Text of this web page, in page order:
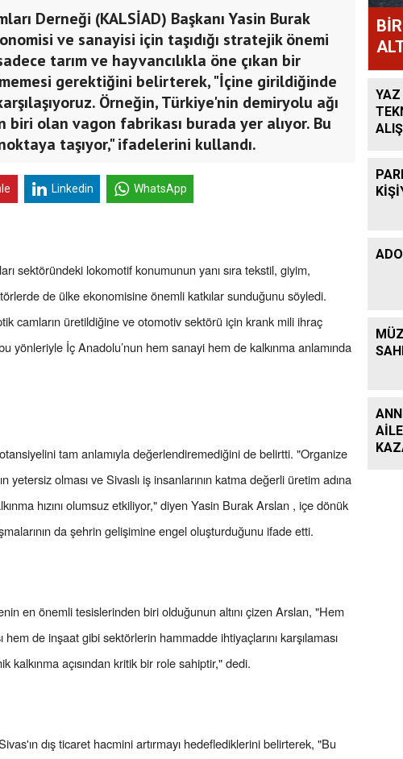
Derneği (KALSİAD) Başkanı Yasin Burak
ve sanayisi için taşıdığı stratejik önemi
tarım ve hayvancılıkla öne çıkan bir
gerektiğini belirterek, "İçine girildiğinde
Örneğin, Türkiye'nin demiryolu ağı
olan vagon fabrikası burada yer alıyor. Bu
taşıyor," ifadelerini kullandı.
Linkedin WhatsApp
sektöründeki lokomotif konumunun yanı sıra tekstil, giyim,
de ülke ekonomisine önemli katkılar sunduğunu söyledi.
camların üretildiğine ve otomotiv sektörü için krank mili ihraç
yönleriyle İç Anadolu’nun hem sanayi hem de kalkınma anlamında
tam anlamıyla değerlendiremediğini de belirtti. "Organize
olması ve Sivaslı iş insanlarının katma değerli üretim adına
hızını olumsuz etkiliyor," diyen Yasin Burak Arslan , içe dönük
da şehrin gelişimine engel oluşturduğunu ifade etti.
en önemli tesislerinden biri olduğunun altını çizen Arslan, "Hem
de inşaat gibi sektörlerin hammadde ihtiyaçlarını karşılaması
kalkınma açısından kritik bir role sahiptir," dedi.
dış ticaret hacmini artırmayı hedeflediklerini belirterek, "Bu
YAZ